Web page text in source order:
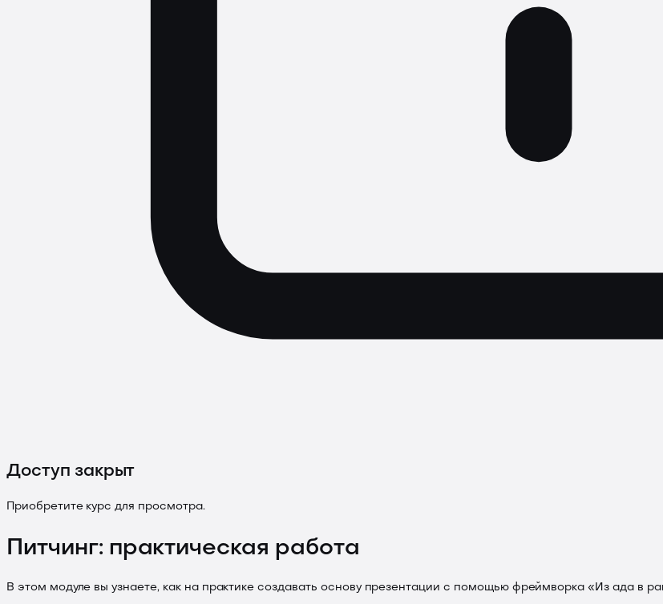
Доступ закрыт
Приобретите курс для просмотра.
Питчинг: практическая работа
В этом модуле вы узнаете, как на практике создавать основу презентации с помощью фреймворка «Из ада в